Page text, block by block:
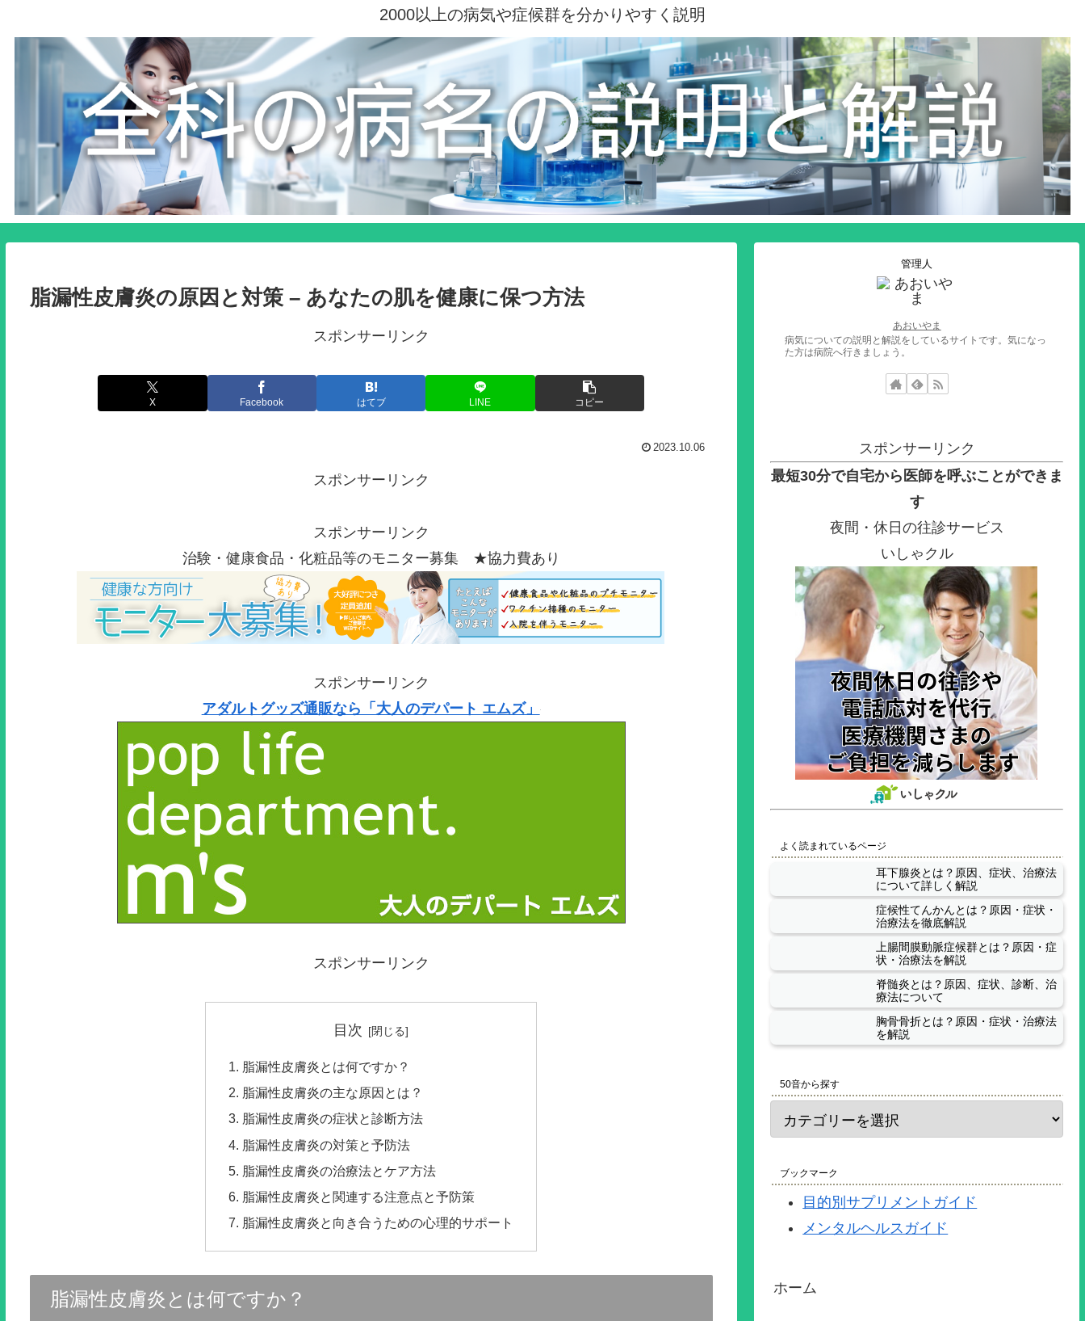
2000以上の病気や症候群を分かりやすく説明
脂漏性皮膚炎の原因と対策 – あなたの肌を健康に保つ方法
スポンサーリンク
X Facebook はてブ LINE コピー
2023.10.06
スポンサーリンク
スポンサーリンク
治験・健康食品・化粧品等のモニター募集 ★協力費あり
スポンサーリンク
アダルトグッズ通販なら「大人のデパート エムズ」
スポンサーリンク
目次
脂漏性皮膚炎とは何ですか？
脂漏性皮膚炎の主な原因とは？
脂漏性皮膚炎の症状と診断方法
脂漏性皮膚炎の対策と予防法
脂漏性皮膚炎の治療法とケア方法
脂漏性皮膚炎と関連する注意点と予防策
脂漏性皮膚炎と向き合うための心理的サポート
脂漏性皮膚炎とは何ですか？
管理人
あおいやま
病気についての説明と解説をしているサイトです。気になっ
た方は病院へ行きましょう。
スポンサーリンク
最短30分で自宅から医師を呼ぶことができま
す
夜間・休日の往診サービス
いしゃクル
よく読まれているページ
耳下腺炎とは？原因、症状、治療法
について詳しく解説
症候性てんかんとは？原因・症状・
治療法を徹底解説
上腸間膜動脈症候群とは？原因・症
状・治療法を解説
脊髄炎とは？原因、症状、診断、治
療法について
胸骨骨折とは？原因・症状・治療法
を解説
50音から探す
ブックマーク
目的別サプリメントガイド
メンタルヘルスガイド
ホーム